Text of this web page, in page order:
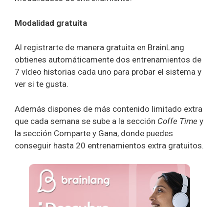
Modalidad gratuita
Al registrarte de manera gratuita en BrainLang
obtienes automáticamente dos entrenamientos de
7 vídeo historias cada uno para probar el sistema y
ver si te gusta.
Además dispones de más contenido limitado extra
que cada semana se sube a la sección Coffe Time y
la sección Comparte y Gana, donde puedes
conseguir hasta 20 entrenamientos extra gratuitos.